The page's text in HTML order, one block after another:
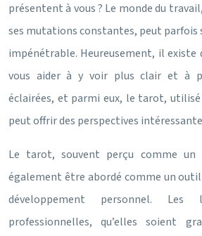
présentent à vous ? Le monde du
ses mutations constantes, peut
impénétrable. Heureusement, il existe
vous aider à y voir plus clair et à
éclairées, et parmi eux, le tarot,
peut offrir des perspectives
Le tarot, souvent perçu comme
également être abordé comme un
développement personnel.
professionnelles, qu’elles soient